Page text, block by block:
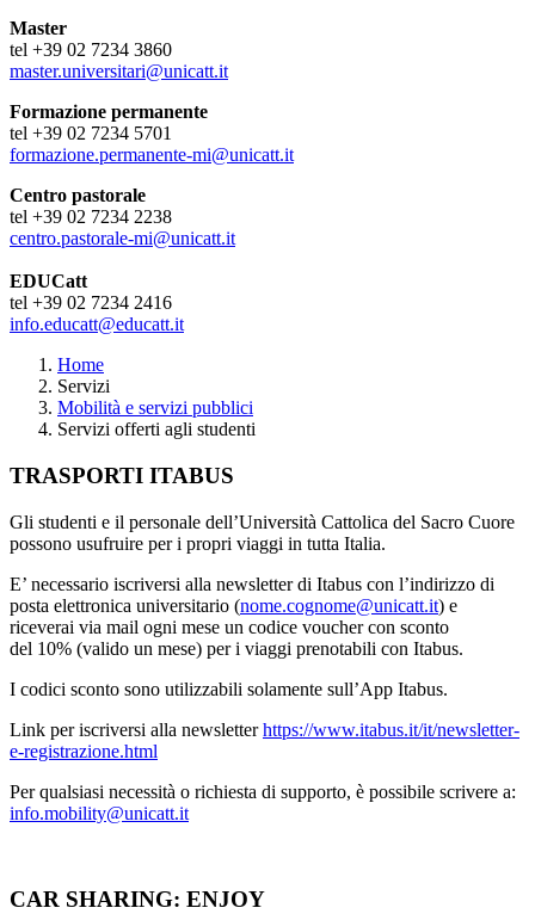
Master
tel +39 02 7234 3860
master.universitari@unicatt.it
Formazione permanente
tel +39 02 7234 5701
formazione.permanente-mi@unicatt.it
Centro pastorale
tel +39 02 7234 2238
centro.pastorale-mi@unicatt.it
EDUCatt
tel +39 02 7234 2416
info.educatt@educatt.it
Home
Servizi
Mobilità e servizi pubblici
Servizi offerti agli studenti
TRASPORTI ITABUS
Gli studenti e il personale dell’Università Cattolica del Sacro Cuore
possono usufruire per i propri viaggi in tutta Italia.
E’ necessario iscriversi alla newsletter di Itabus con l’indirizzo di
posta elettronica universitario (nome.cognome@unicatt.it) e
riceverai via mail ogni mese un codice voucher con sconto
del 10% (valido un mese) per i viaggi prenotabili con Itabus.
I codici sconto sono utilizzabili solamente sull’App Itabus.
Link per iscriversi alla newsletterhttps://www.itabus.it/it/newsletter-
e-registrazione.html
Per qualsiasi necessità o richiesta di supporto, è possibile scrivere a:
info.mobility@unicatt.it
CAR SHARING: ENJOY